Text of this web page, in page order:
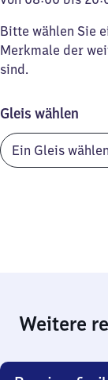
Bitte wählen Sie
Merkmale der
sind.
Gleis wählen
Weitere